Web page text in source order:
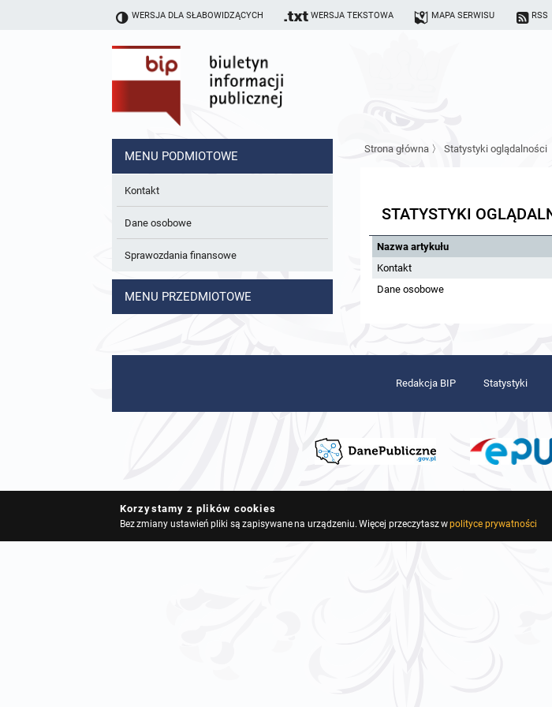
WERSJA DLA SŁABOWIDZĄCYCH WERSJA TEKSTOWA MAPA SERWISU RSS
MENU PODMIOTOWE
Kontakt
Dane osobowe
Sprawozdania finansowe
MENU PRZEDMIOTOWE
Strona główna 〉 Statystyki oglądalności
STATYSTYKI
Nazwa artykułu
Kontakt
Dane osobowe
Redakcja BIP Statystyki
Korzystamy z plików cookies
Bez zmiany ustawień pliki są zapisywane na urządzeniu. Więcej przeczytasz wpolityce prywatności